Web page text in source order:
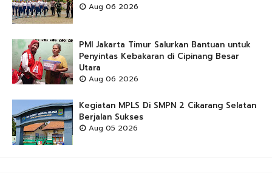
Aug 06 2026
PMI Jakarta Timur Salurkan Bantuan untuk
Penyintas Kebakaran di Cipinang Besar
Utara
Aug 06 2026
Kegiatan MPLS Di SMPN 2 Cikarang Selatan
Berjalan Sukses
Aug 05 2026